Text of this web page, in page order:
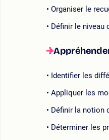
Organiser le
Définir le niveau
Identifier les
Appliquer les
Définir la notion
Déterminer les